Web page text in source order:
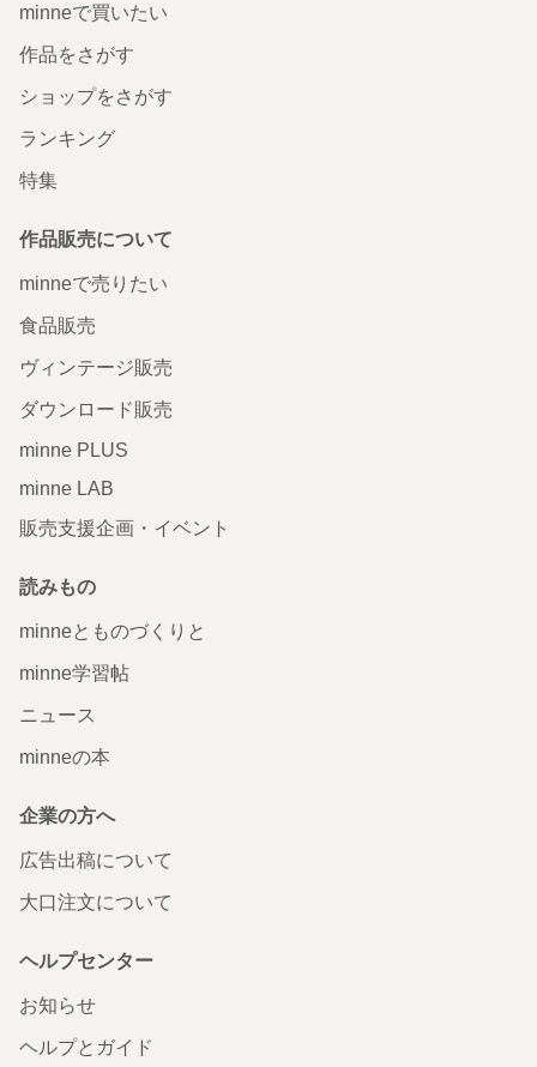
minneで買いたい
作品をさがす
ショップをさがす
ランキング
特集
作品販売について
minneで売りたい
食品販売
ヴィンテージ販売
ダウンロード販売
minne PLUS
minne LAB
販売支援企画・イベント
読みもの
minneとものづくりと
minne学習帖
ニュース
minneの本
企業の方へ
広告出稿について
大口注文について
ヘルプセンター
お知らせ
ヘルプとガイド